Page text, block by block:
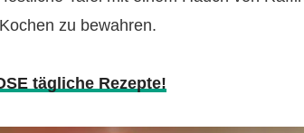
zu bewahren.
tägliche Rezepte!